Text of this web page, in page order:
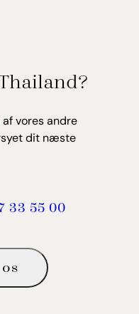
vores andre
dit næste
33 55 00